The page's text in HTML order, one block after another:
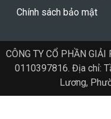
Chính sách bảo mật
CÔNG TY CỔ PHẦN
0110397816. Địa chỉ:
Lương,